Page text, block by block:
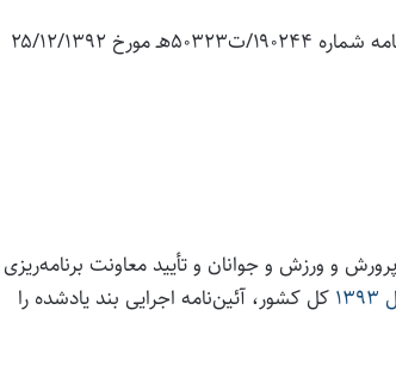
آیین‌نامه اجرایی بند (ب) تبصره (۱۳) قانون بودجه سال ۱۳۹۳ کل کشور (تصويبنامه شماره ۱۹۰۲۴۴/ت۵۰۳۲۳هـ مورخ ۲۵/۱۲/۱۳۹۲
آموزش و پرورش و ورزش و جوانان و تأیید معاونت برنامه‌ریزی
کل کشور، آئین‌نامه اجرایی بند یادشده را